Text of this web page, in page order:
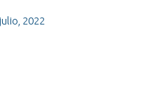
2022